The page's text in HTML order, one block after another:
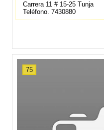
Carrera 11 # 15-25 Tunja
Teléfono. 7430880
75